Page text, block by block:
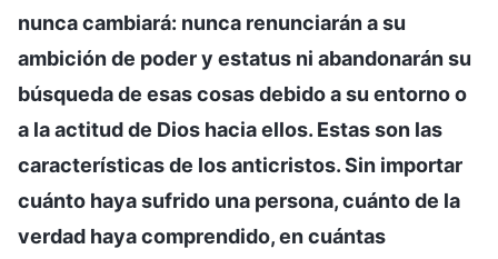
nunca cambiará: nunca renunciarán a su
ambición de poder y estatus ni abandonarán su
búsqueda de esas cosas debido a su entorno o
a la actitud de Dios hacia ellos. Estas son las
características de los anticristos. Sin importar
cuánto haya sufrido una persona, cuánto de la
verdad haya comprendido, en cuántas